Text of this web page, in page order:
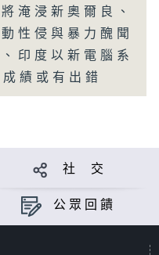
淹浸新奧爾良、
性侵與暴力醜聞
印度以新電腦系
績或有出錯
社 交
公眾回饋